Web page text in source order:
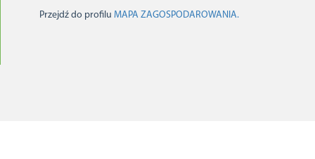
Przejdź do profilu MAPA ZAGOSPODAROWANIA.